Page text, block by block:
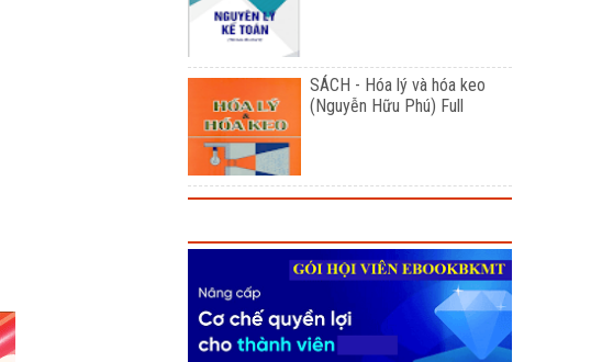
SÁCH - Hóa lý và hóa keo
(Nguyễn Hữu Phú) Full